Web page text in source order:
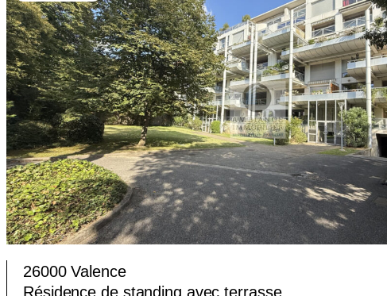
26000 Valence
Résidence de standing avec terrasse